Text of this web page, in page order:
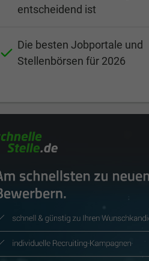
entscheidend ist
Die besten Jobportale und
Stellenbörsen für 2026